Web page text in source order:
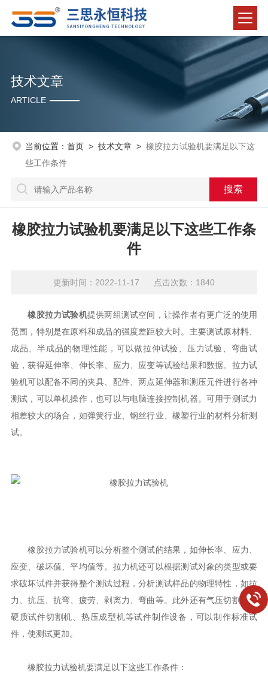
技术文章
ARTICLE
当前位置： 首页> 技术文章> 橡胶拉力试验机要满足以下这
些工作条件
橡胶拉力试验机要满足以下这些工作条
件
更新时间：2022-11-17 点击次数：1840
橡胶拉力试验机提供两组测试空间，让操作者有更广泛的使用
范围，特别是在原料和成品的强度差距较大时。主要测试原材料、
成品、半成品的物理性能，可以做拉伸试验、压力试验、弯曲试
验，获得延伸率、伸长率、应力、应变等试验结果和数据。拉力试
验机可以配备不同的夹具、配件、两点延伸器和测压元件进行各种
测试，可以单机操作，也可以与电脑连接控制机器。可用于测试力
相差较大的场合，如弹簧行业、钢丝行业、橡塑行业的材料分析测
试。
橡胶拉力试验机可以分析整个测试的结果，如伸长率、应力、
应变、破坏值、平均值等。拉力机还可以根据测试对象的类型或要
求破坏试件并获得整个测试过程，分析测试样品的物理特性，如拉
力、抗压、抗弯、疲劳、剥离力、弯曲等。此外还有气压切割机、
硬质试件切割机、热压成型机等试件制作设备，可以制作标准试
件，使测试更加。
橡胶拉力试验机要满足以下这些工作条件：